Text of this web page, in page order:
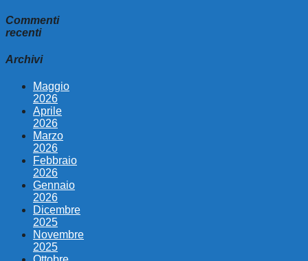
Commenti
recenti
Archivi
Maggio
2026
Aprile
2026
Marzo
2026
Febbraio
2026
Gennaio
2026
Dicembre
2025
Novembre
2025